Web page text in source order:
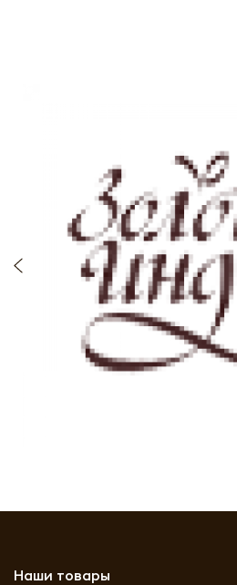
Наши товары